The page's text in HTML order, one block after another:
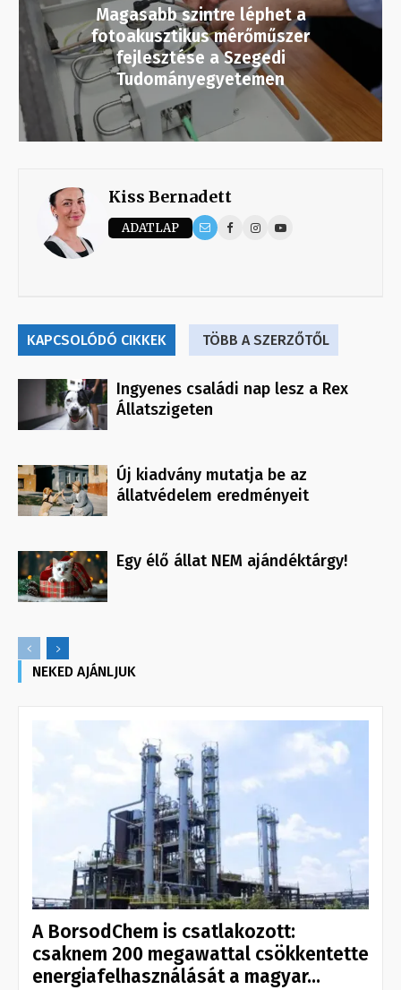
Magasabb szintre léphet a
fotoakusztikus mérőműszer
fejlesztése a Szegedi
Tudományegyetemen
Kiss Bernadett
ADATLAP
KAPCSOLÓDÓ CIKKEK TÖBB A SZERZŐTŐL
Ingyenes családi nap lesz a Rex
Állatszigeten
Új kiadvány mutatja be az
állatvédelem eredményeit
Egy élő állat NEM ajándéktárgy!
NEKED AJÁNLJUK
A BorsodChem is csatlakozott:
csaknem 200 megawattal csökkentette
energiafelhasználását a magyar...